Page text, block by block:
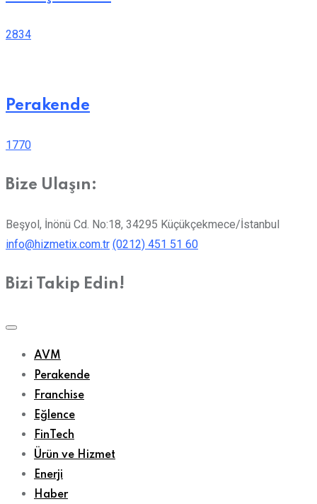
2834
Perakende
1770
Bize Ulaşın:
Beşyol, İnönü Cd. No:18, 34295 Küçükçekmece/İstanbul
info@hizmetix.com.tr (0212) 451 51 60
Bizi Takip Edin!
AVM
Perakende
Franchise
Eğlence
FinTech
Ürün ve Hizmet
Enerji
Haber